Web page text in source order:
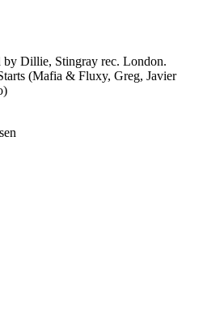
Dillie, Stingray rec. London.
(Mafia & Fluxy, Greg, Javier